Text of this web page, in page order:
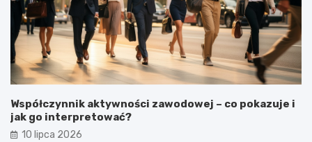
Współczynnik aktywności zawodowej – co pokazuje i
jak go interpretować?
10 lipca 2026